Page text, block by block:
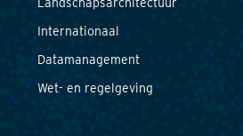
Landschapsarchitectuur
Internationaal
Datamanagement
Wet- en regelgeving